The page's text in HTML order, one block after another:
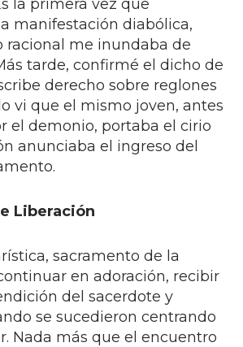
la primera vez que
manifestación diabólica,
racional me inundaba de
tarde, confirmé el dicho de
derecho sobre reglones
vi que el mismo joven, antes
el demonio, portaba el cirio
anunciaba el ingreso del
Liberación
sacramento de la
en adoración, recibir
del sacerdote y
se sucedieron centrando
Nada más que el encuentro